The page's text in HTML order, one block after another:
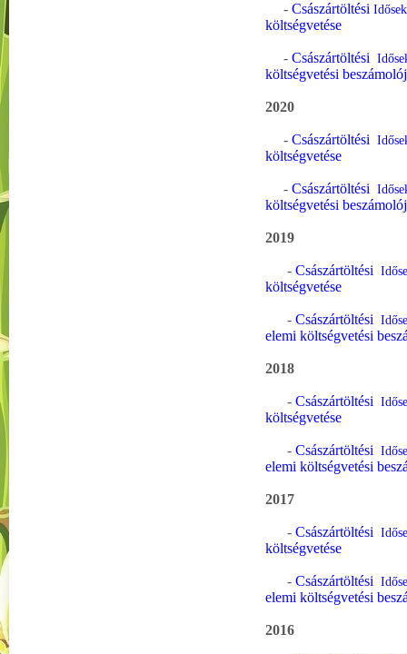
- Császártöltési
költségvetése
- Császártöltési
költségvetési
2020
- Császártöltési
költségvetése
- Császártöltési
költségvetési
2019
- Császártöltési
költségvetése
- Császártöltési
elemi költségvetési
2018
- Császártöltési
költségvetése
- Császártöltési
elemi költségvetési
2017
- Császártöltési
költségvetése
- Császártöltési
elemi költségvetési
2016